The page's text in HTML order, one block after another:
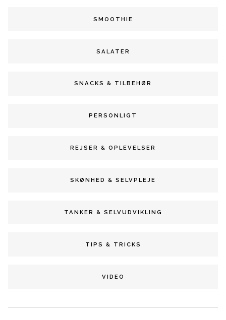
SMOOTHIE
SALATER
SNACKS & TILBEHØR
PERSONLIGT
REJSER & OPLEVELSER
SKØNHED & SELVPLEJE
TANKER & SELVUDVIKLING
TIPS & TRICKS
VIDEO